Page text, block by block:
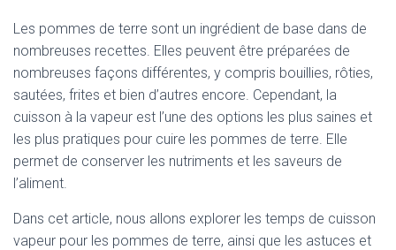
Les pommes de terre sont un ingrédient de base dans de
nombreuses recettes. Elles peuvent être préparées de
nombreuses façons différentes, y compris bouillies, rôties,
sautées, frites et bien d’autres encore. Cependant, la
cuisson à la vapeur est l’une des options les plus saines et
les plus pratiques pour cuire les pommes de terre. Elle
permet de conserver les nutriments et les saveurs de
l’aliment.
Dans cet article, nous allons explorer les temps de cuisson
vapeur pour les pommes de terre, ainsi que les astuces et